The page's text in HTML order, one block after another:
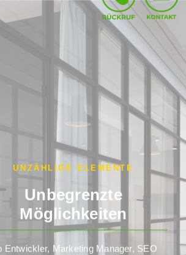
UNZÄHLIGE ELEMENTE
Unbegrenzte
Möglichkeiten
Entwickler, Marketing Manager, SEO